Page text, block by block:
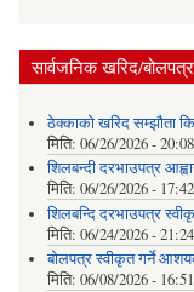
सार्वजनिक खरिद/
ठेक्काको खरिद सम्झौता
मिति: 06/26/2026 - 20:08
शिलबन्दी दरभाउपत्र
मिति: 06/26/2026 - 17:42
शिलबन्दि दरभाउपत्र
मिति: 06/24/2026 - 21:24
बोलपत्र स्वीकृत गर्ने
मिति: 06/08/2026 - 16:51